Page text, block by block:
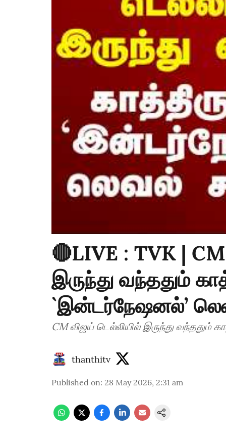
🔴LIVE : TVK |
இருந்து வந்ததும்
`இன்டர்நேஷனல்’
CM விஜய் டெல்லியில் இருந்து வந்ததும்
thanthitv
Published on: 28 May 2026, 2:31 am